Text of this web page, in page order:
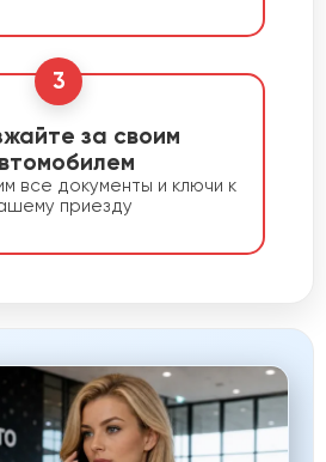
3
за своим
все документы и ключи к
приезду